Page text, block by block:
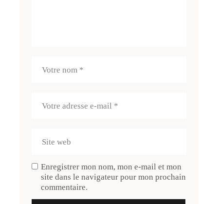
Enregistrer mon nom, mon e-mail et mon
site dans le navigateur pour mon prochain
commentaire.